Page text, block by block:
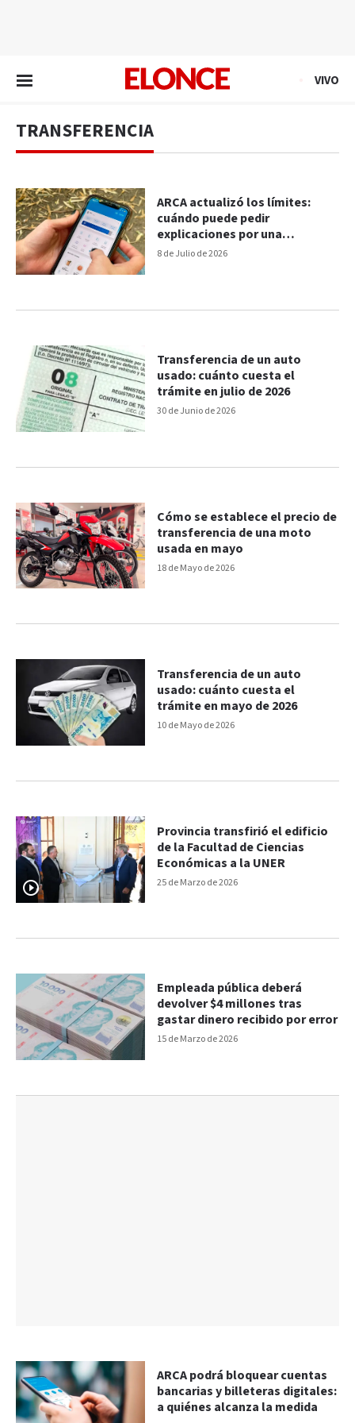
VIVO
TRANSFERENCIA
8 de Julio de 2026
ARCA actualizó los límites:
cuándo puede pedir
explicaciones por una
transferencia
30 de Junio de 2026
Transferencia de un auto
usado: cuánto cuesta el
trámite en julio de 2026
18 de Mayo de 2026
Cómo se establece el precio de
transferencia de una moto
usada en mayo
10 de Mayo de 2026
Transferencia de un auto
usado: cuánto cuesta el
trámite en mayo de 2026
25 de Marzo de 2026
Provincia transfirió el edificio
de la Facultad de Ciencias
Económicas a la UNER
15 de Marzo de 2026
Empleada pública deberá
devolver $4 millones tras
gastar dinero recibido por error
ARCA podrá bloquear cuentas
bancarias y billeteras digitales:
a quiénes alcanza la medida